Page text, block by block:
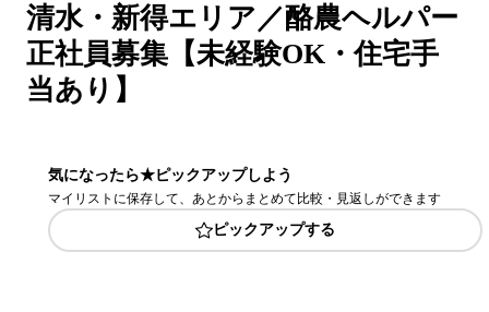
清水・新得エリア／酪農ヘルパー
正社員募集【未経験OK・住宅手
当あり】
気になったら★ピックアップしよう
マイリストに保存して、あとからまとめて比較・見返しができます
ピックアップする